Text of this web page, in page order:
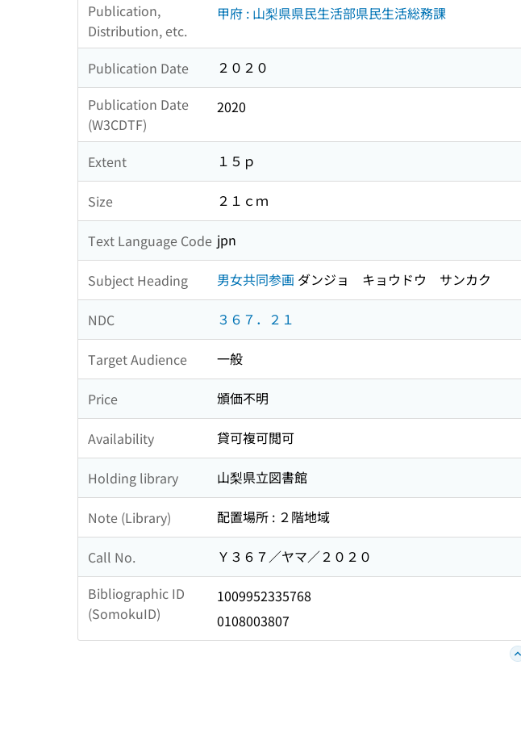
Publication,
Distribution, etc.
甲府 : 山梨県県民生活部県民生活総務課
Publication Date
２０２０
Publication Date
(W3CDTF)
2020
Extent １５ｐ
Size ２１ｃｍ
Text Language Code jpn
Subject Heading 男女共同参画 ダンジョ キョウドウ サンカク
NDC ３６７．２１
Target Audience 一般
Price 頒価不明
Availability 貸可複可閲可
Holding library 山梨県立図書館
Note (Library) 配置場所 : ２階地域
Call No.
Ｙ３６７／ヤマ／２０２０
Bibliographic ID
(SomokuID)
1009952335768
0108003807